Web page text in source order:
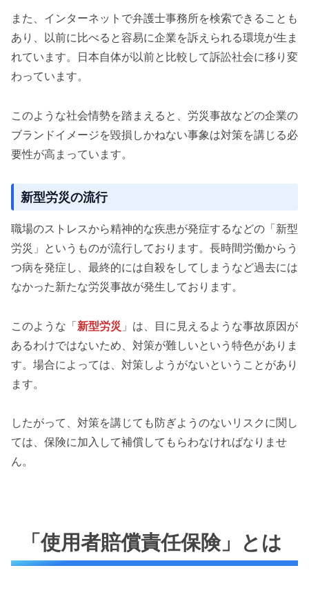
また、インターネットで弁護士事務所を検索できることも
あり、以前に比べると容易に企業を訴えられる環境が生ま
れています。日本自体が以前と比較して訴訟社会に移り変
わっています。
このような社会情勢を踏まえると、労災事故などの企業の
ブランドイメージを毀損しかねない事象は対策を講じる必
要性が高まっています。
新型労災の流行
職場のストレスから精神的な疾患が発症するなどの「新型
労災」というものが流行しております。長時間労働からう
つ病を発症し、最終的には自殺をしてしまうなど過去には
なかった新たな労災事故が発生しております。
このような「新型労災 」は、目に見えるような事故原因が
あるわけではないため、対策が難しいという特色がありま
す。場合によっては、対策しようがないということがあり
ます。
したがって、対策を講じても防ぎようのないリスクに関し
ては、保険に加入して補償してもらわなければなりませ
ん。
「使用者賠償責任保険」とは